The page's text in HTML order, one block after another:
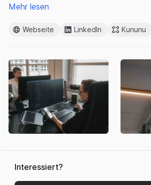
Mehr lesen
Webseite LinkedIn Kununu
Interessiert?